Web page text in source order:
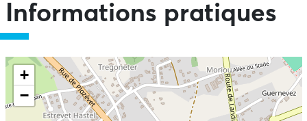
Informations pratiques
+
−